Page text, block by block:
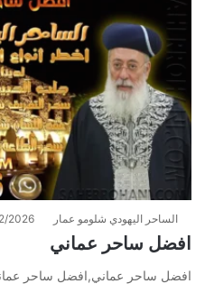
الساحر اليهودي شلومو عمار 2026
افضل ساحر عماني
افضل ساحر عماني,افضل ساحر